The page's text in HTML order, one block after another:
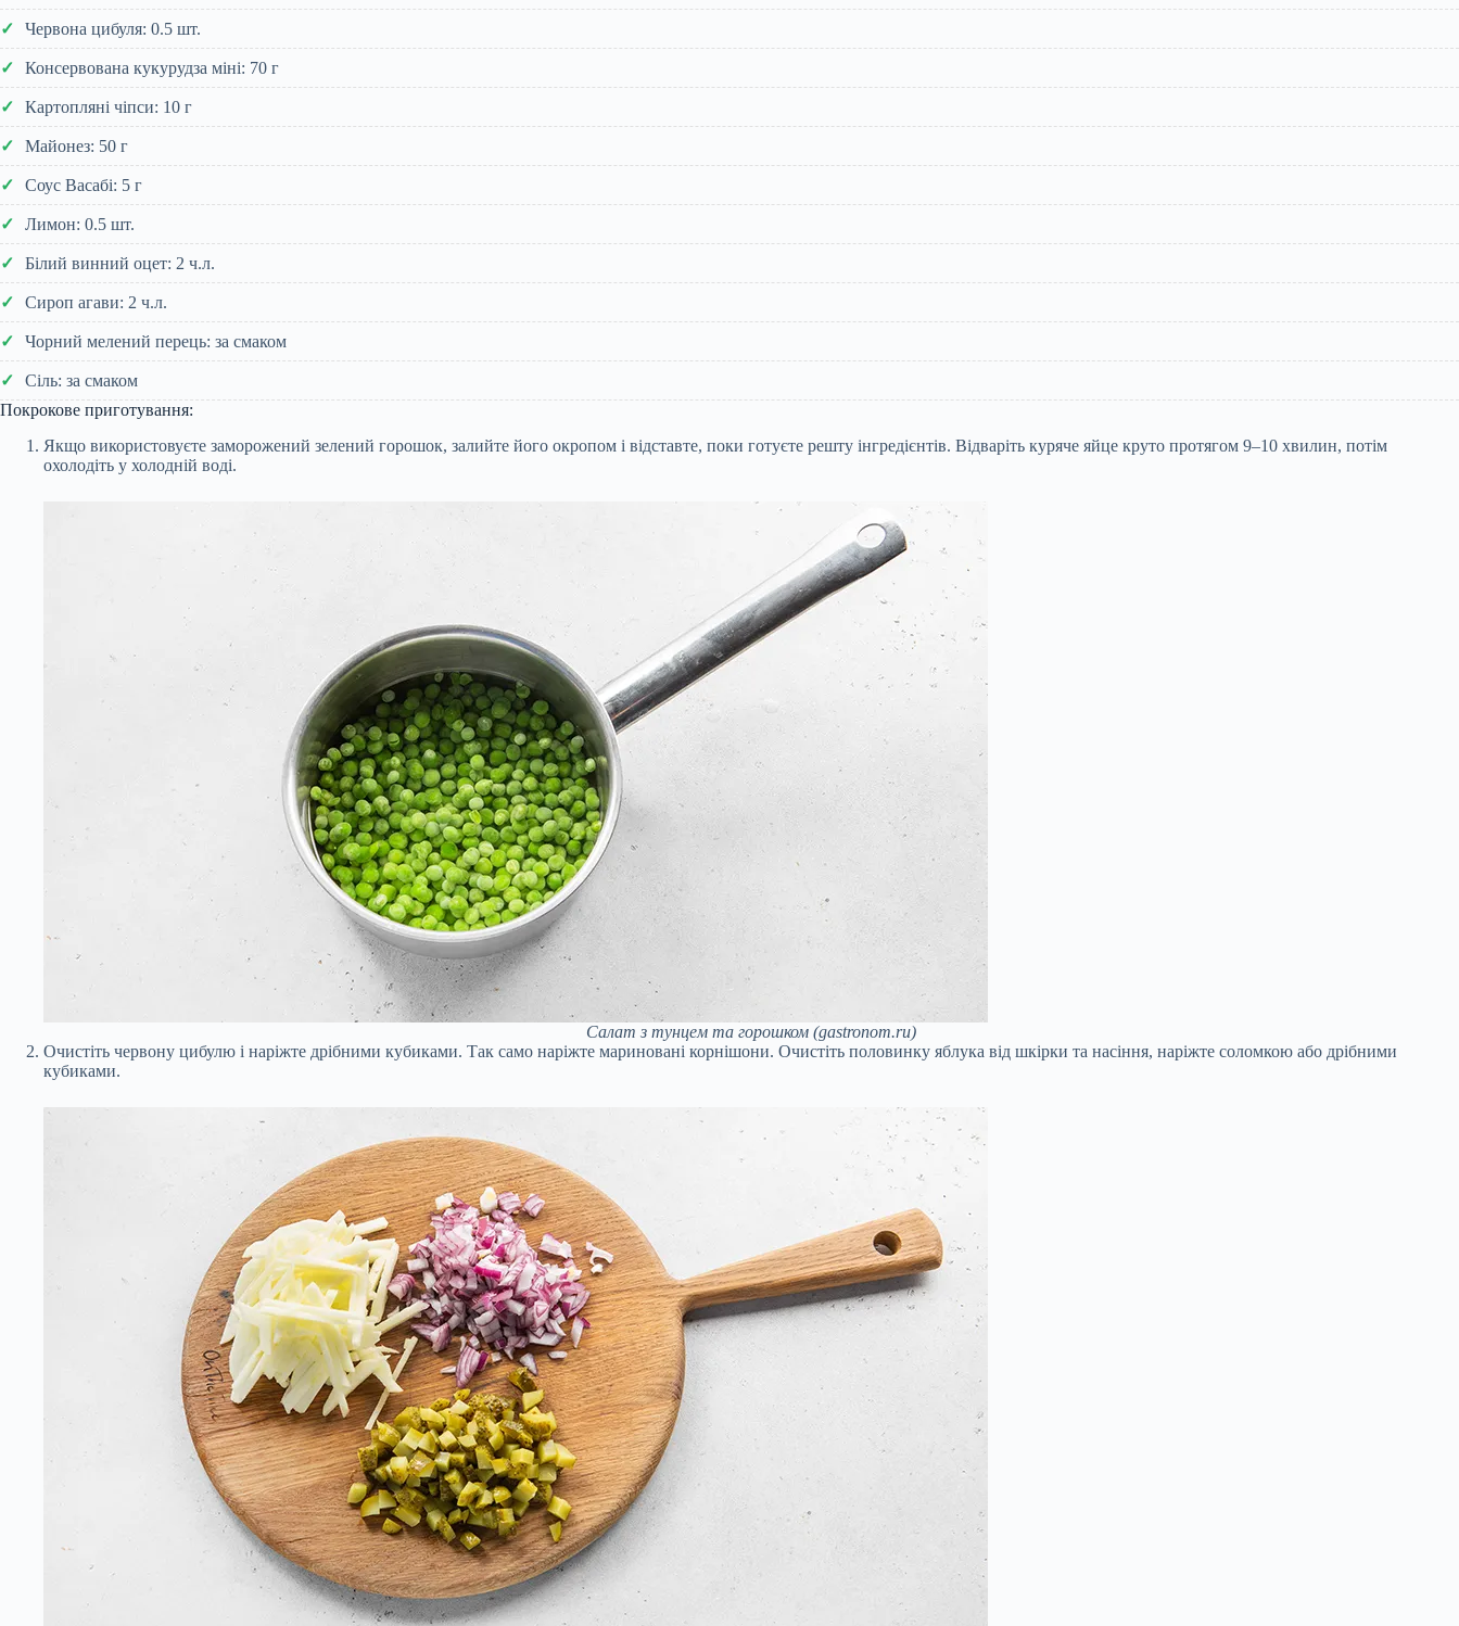
Червона цибуля: 0.5 шт.
Консервована кукурудза міні: 70 г
Картопляні чіпси: 10 г
Майонез: 50 г
Соус Васабі: 5 г
Лимон: 0.5 шт.
Білий винний оцет: 2 ч.л.
Сироп агави: 2 ч.л.
Чорний мелений перець: за смаком
Сіль: за смаком
Покрокове приготування:
Якщо використовуєте заморожений зелений горошок, залийте його окропом і відставте, поки готуєте решту інгредієнтів. Відваріть куряче яйце круто протягом 9–10 хвилин, потім
охолодіть у холодній воді.
Салат з тунцем та горошком (gastronom.ru)
Очистіть червону цибулю і наріжте дрібними кубиками. Так само наріжте мариновані корнішони. Очистіть половинку яблука від шкірки та насіння, наріжте соломкою або дрібними
кубиками.